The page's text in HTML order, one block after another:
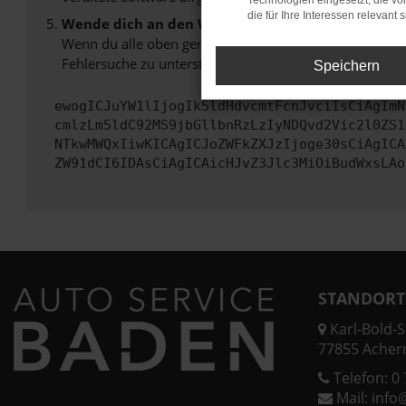
Wende dich an den Webseitenbetreiber.
Wenn du alle oben genannten Schritte versucht hast,
Fehlersuche zu unterstützen:
Karl-Bold-
77855
Telefon: 0
Mail:
die für Ihre Interessen relevant
Speichern